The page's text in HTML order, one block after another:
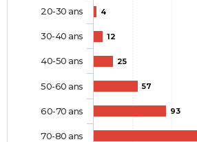
4
12
25
57
93
20-30 ans
30-40 ans
40-50 ans
50-60 ans
60-70 ans
70-80 ans